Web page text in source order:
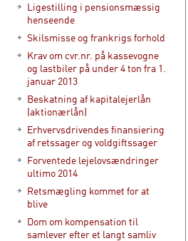
Ligestilling i pensionsmæssig
henseende
Skilsmisse og frankrigs forhold
Krav om cvr.nr. på kassevogne
og lastbiler på under 4 ton fra 1.
januar 2013
Beskatning af kapitalejerlån
(aktionærlån)
Erhvervsdrivendes finansiering
af retssager og voldgiftssager
Forventede lejelovsændringer
ultimo 2014
Retsmægling kommet for at
blive
Dom om kompensation til
samlever efter et langt samliv